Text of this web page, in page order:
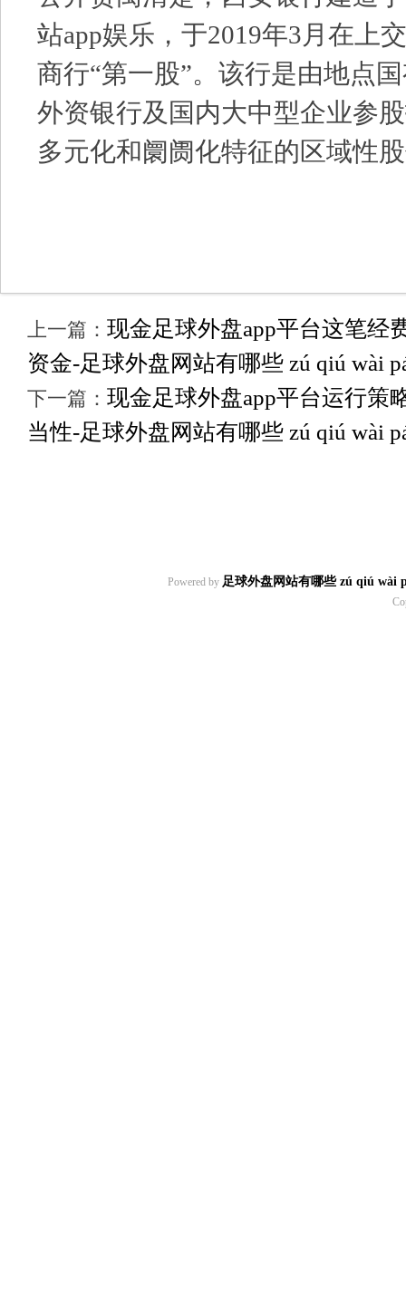
站app娱乐，于2019年3月在上
商行“第一股”。该行是由地点
外资银行及国内大中型企业参
多元化和阛阓化特征的区域性
上一篇： 现金足球外盘app平台这笔经
资金-足球外盘网站有哪些 zú qiú wài
下一篇： 现金足球外盘app平台运行策
当性-足球外盘网站有哪些 zú qiú wài
Powered by 足球外盘网站有哪些 zú qiú wài